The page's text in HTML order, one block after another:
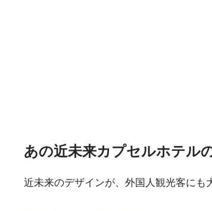
あの近未来カプセルホテル
近未来のデザインが、外国人観光客にも